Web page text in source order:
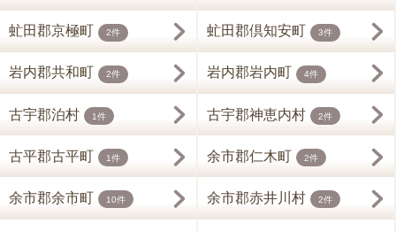
虻田郡京極町 2件 虻田郡倶知安町 3件
岩内郡共和町 2件 岩内郡岩内町 4件
古宇郡泊村 1件 古宇郡神恵内村 2件
古平郡古平町 1件 余市郡仁木町 2件
余市郡余市町 10件 余市郡赤井川村 2件